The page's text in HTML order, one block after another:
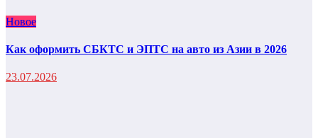
Новое
Как оформить СБКТС и ЭПТС на авто из Азии в 2026
23.07.2026